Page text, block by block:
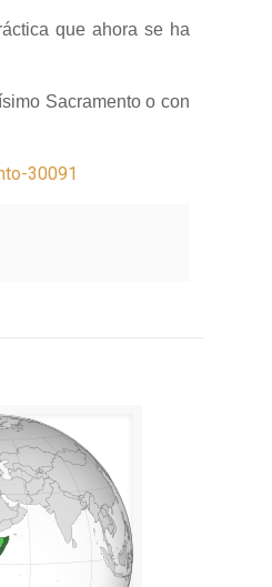
que ahora se ha
Sacramento o con
30091